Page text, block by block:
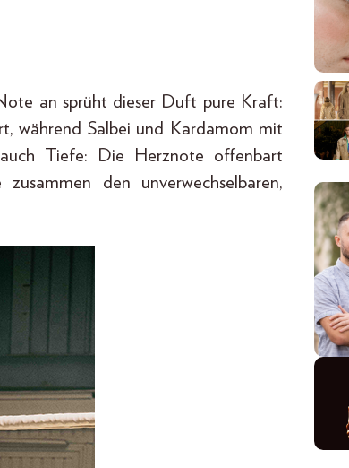
an sprüht dieser Duft pure Kraft:
während Salbei und Kardamom mit
Tiefe: Die Herznote offenbart
den unverwechselbaren,